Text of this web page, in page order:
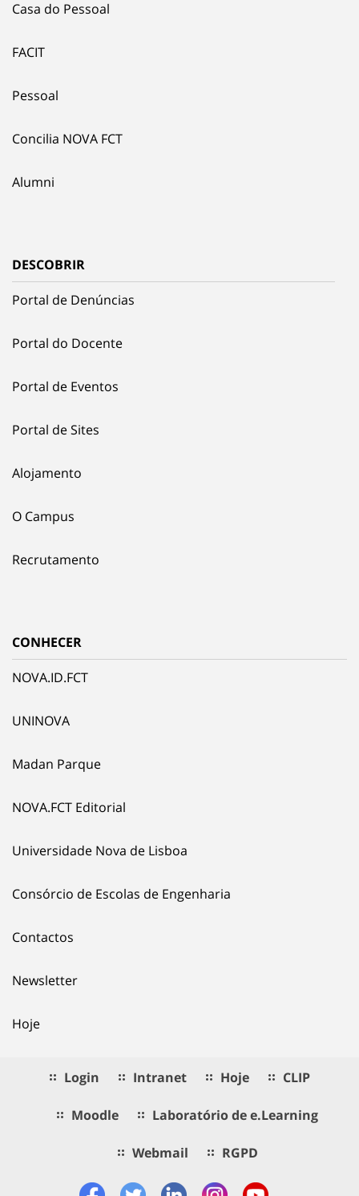
Casa do Pessoal
FACIT
Pessoal
Concilia NOVA FCT
Alumni
DESCOBRIR
Portal de Denúncias
Portal do Docente
Portal de Eventos
Portal de Sites
Alojamento
O Campus
Recrutamento
CONHECER
NOVA.ID.FCT
UNINOVA
Madan Parque
NOVA.FCT Editorial
Universidade Nova de Lisboa
Consórcio de Escolas de Engenharia
Contactos
Newsletter
Hoje
Login Intranet Hoje CLIP
Moodle Laboratório de e.Learning
Webmail RGPD